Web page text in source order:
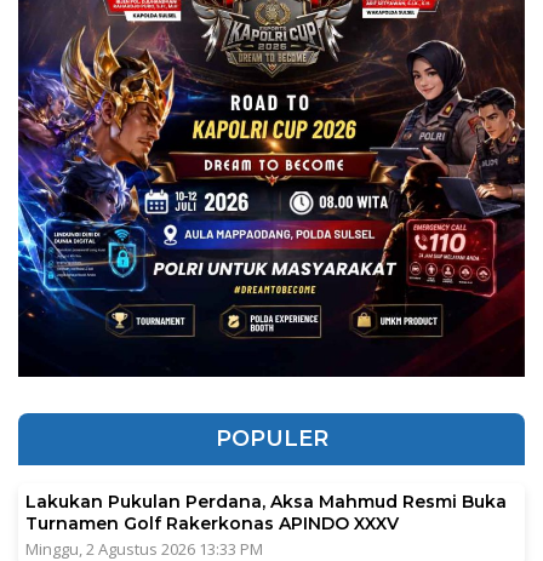
POPULER
Lakukan Pukulan Perdana, Aksa Mahmud Resmi Buka
Turnamen Golf Rakerkonas APINDO XXXV
Minggu, 2 Agustus 2026 13:33 PM